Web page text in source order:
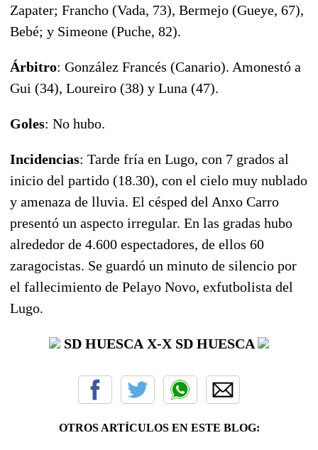
Zapater; Francho (Vada, 73), Bermejo (Gueye, 67),
Bebé; y Simeone (Puche, 82).
Árbitro: González Francés (Canario). Amonestó a
Gui (34), Loureiro (38) y Luna (47).
Goles: No hubo.
Incidencias: Tarde fría en Lugo, con 7 grados al
inicio del partido (18.30), con el cielo muy nublado
y amenaza de lluvia. El césped del Anxo Carro
presentó un aspecto irregular. En las gradas hubo
alrededor de 4.600 espectadores, de ellos 60
zaragocistas. Se guardó un minuto de silencio por
el fallecimiento de Pelayo Novo, exfutbolista del
Lugo.
SD HUESCA X-X SD HUESCA
OTROS ARTÍCULOS EN ESTE BLOG: